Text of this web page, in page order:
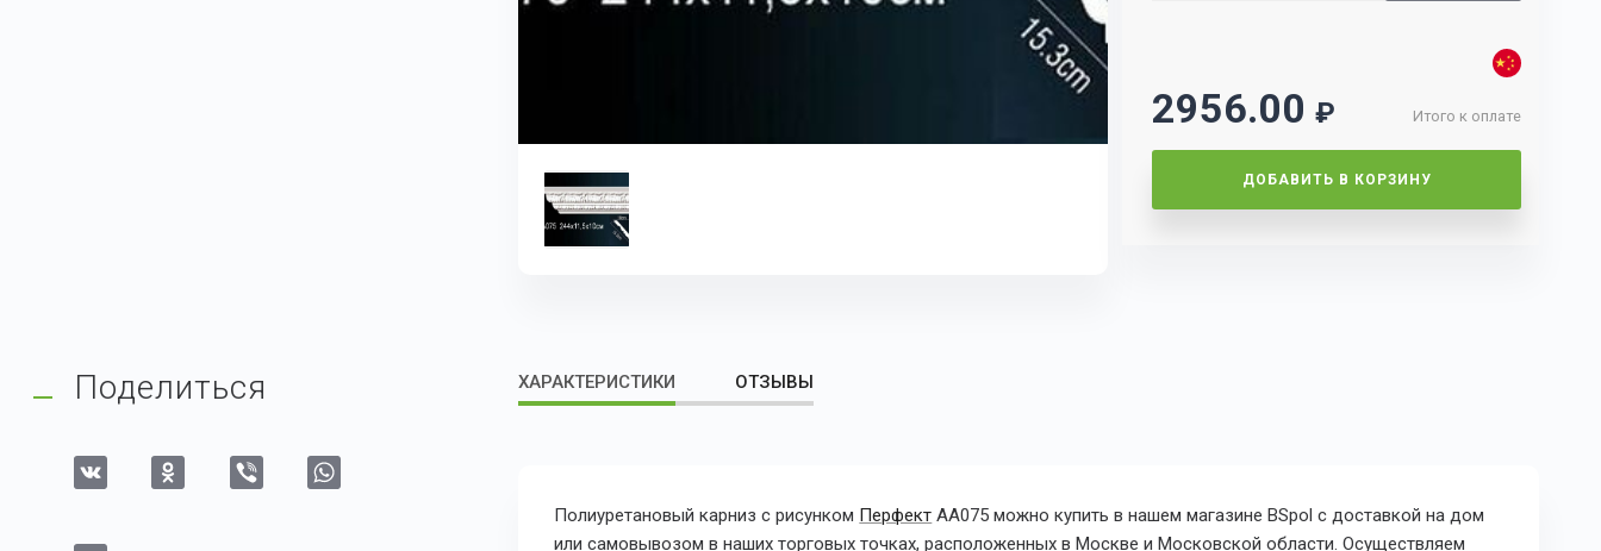
Итого к оплате
2956.00 ₽
ДОБАВИТЬ В КОРЗИНУ
ХАРАКТЕРИСТИКИ ОТЗЫВЫ
Полиуретановый карниз с рисунком Перфект AA075 можно купить в нашем магазине BSpol с доставкой на дом
или самовывозом в наших торговых точках, расположенных в Москве и Московской области. Осуществляем
Поделиться